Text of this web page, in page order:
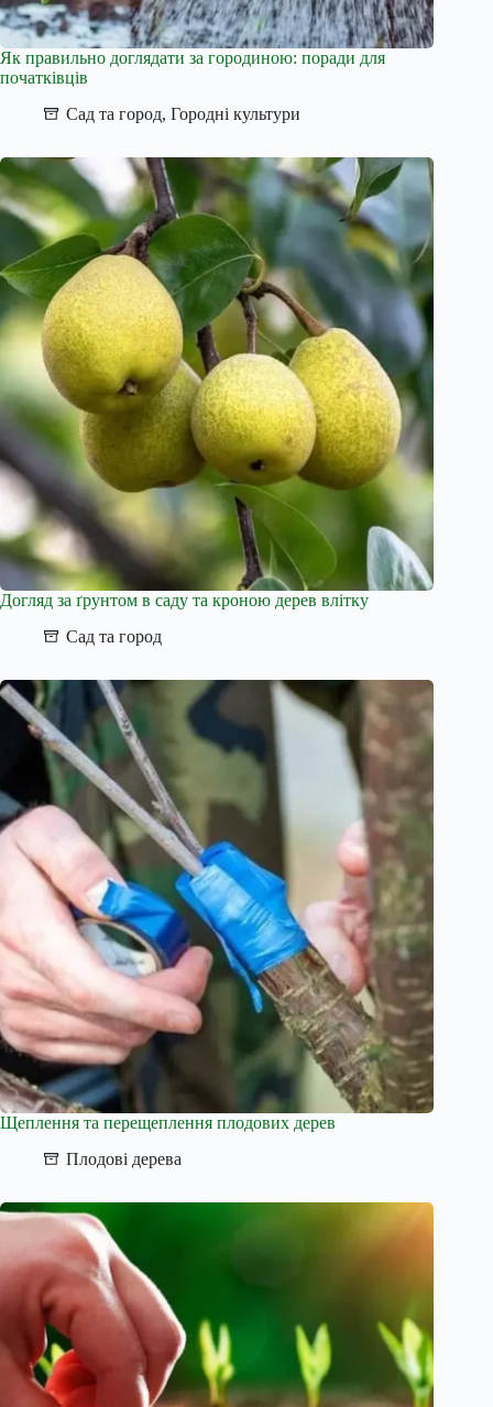
Як правильно доглядати за городиною: поради для
початківців
Сад та город, Городні культури
Догляд за ґрунтом в саду та кроною дерев влітку
Сад та город
Щеплення та перещеплення плодових дерев
Плодові дерева